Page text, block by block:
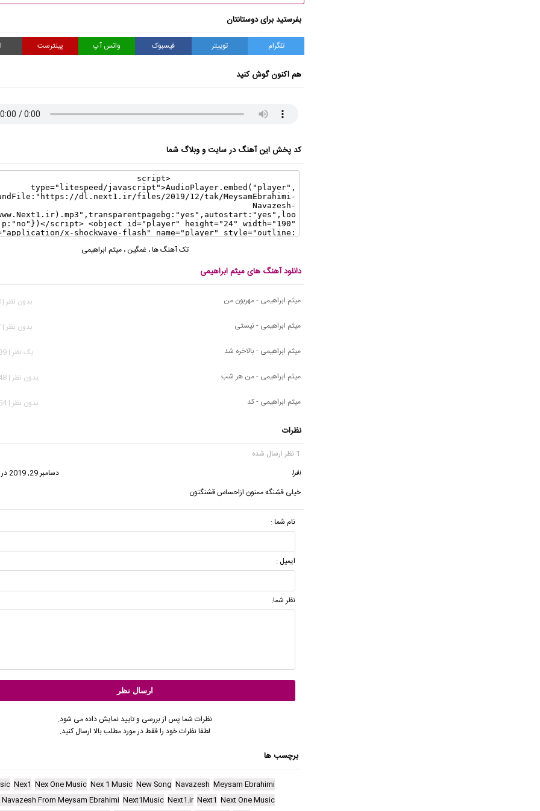
بفرستید برای دوستانتان
تلگرام توییتر فیسبوک واتس آپ پینترست
هم اکنون گوش کنید
کد پخش این آهنگ در سایت و وبلاگ شما
تک آهنگ ها، غمگین ، میثم ابراهیمی
دانلود آهنگ های میثم ابراهیمی
میثم ابراهیمی - مهربون من
بدون نظر | 358 بازدید
میثم ابراهیمی - نیستی
بدون نظر | 917 بازدید
میثم ابراهیمی - بالاخره شد
يک نظر | 1,489 بازدید
میثم ابراهیمی - من هر شب
بدون نظر | 2,348 بازدید
میثم ابراهیمی - کد
بدون نظر | 5,054 بازدید
نظرات
1 نظر ارسال شده
افرا
دسامبر 29, 2019 در 9:53 ب.ظ
خیلی قشنگه ممنون ازاحساس قشنگتون
نام شما :
ایمیل :
نظر شما:
نظرات شما پس از بررسی و تایید نمایش داده می شود.
لطفا نظرات خود را فقط در مورد مطلب بالا ارسال کنید.
برچسب ها
Meysam Ebrahimi
Navazesh
New Song
Nex 1 Music
Nex One Music
Nex1
Next One Music
Next1
Next1.ir
Next1Music
From Meysam Ebrahimi